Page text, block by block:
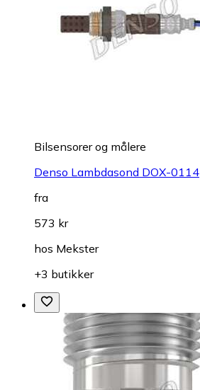
Bilsensorer og målere
Denso Lambdasond DOX-0114
fra
573 kr
hos Mekster
+3 butikker